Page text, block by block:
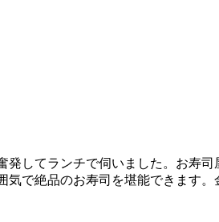
してランチで伺いました。お寿
で絶品のお寿司を堪能できます。